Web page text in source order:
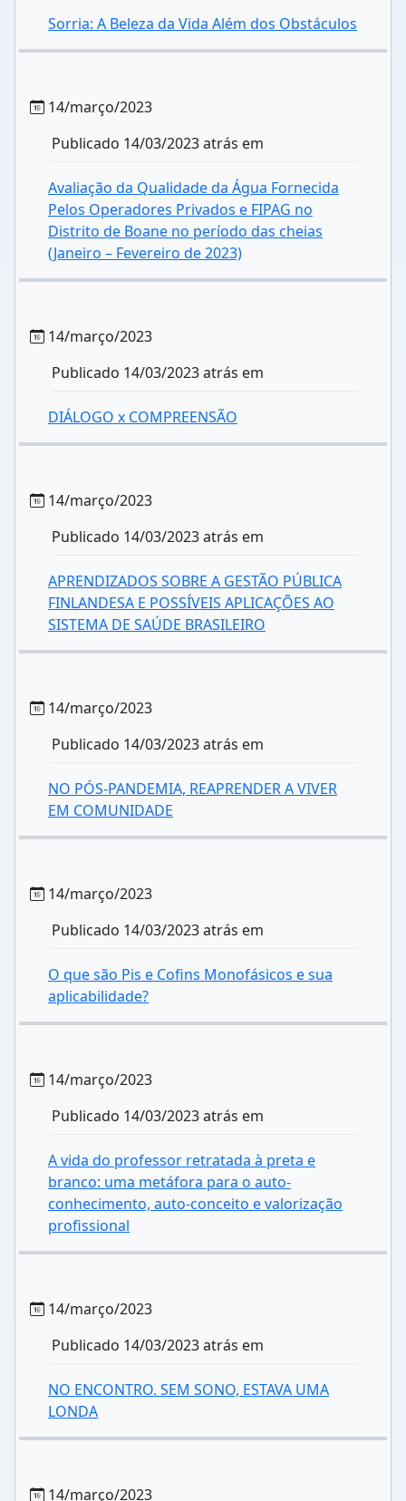
Sorria: A Beleza da Vida Além dos Obstáculos
14/março/2023
Publicado 14/03/2023 atrás em
Avaliação da Qualidade da Água Fornecida
Pelos Operadores Privados e FIPAG no
Distrito de Boane no período das cheias
(Janeiro – Fevereiro de 2023)
14/março/2023
Publicado 14/03/2023 atrás em
DIÁLOGO x COMPREENSÃO
14/março/2023
Publicado 14/03/2023 atrás em
APRENDIZADOS SOBRE A GESTÃO PÚBLICA
FINLANDESA E POSSÍVEIS APLICAÇÕES AO
SISTEMA DE SAÚDE BRASILEIRO
14/março/2023
Publicado 14/03/2023 atrás em
NO PÓS-PANDEMIA, REAPRENDER A VIVER
EM COMUNIDADE
14/março/2023
Publicado 14/03/2023 atrás em
O que são Pis e Cofins Monofásicos e sua
aplicabilidade?
14/março/2023
Publicado 14/03/2023 atrás em
A vida do professor retratada à preta e
branco: uma metáfora para o auto-
conhecimento, auto-conceito e valorização
profissional
14/março/2023
Publicado 14/03/2023 atrás em
NO ENCONTRO. SEM SONO, ESTAVA UMA
LONDA
14/março/2023